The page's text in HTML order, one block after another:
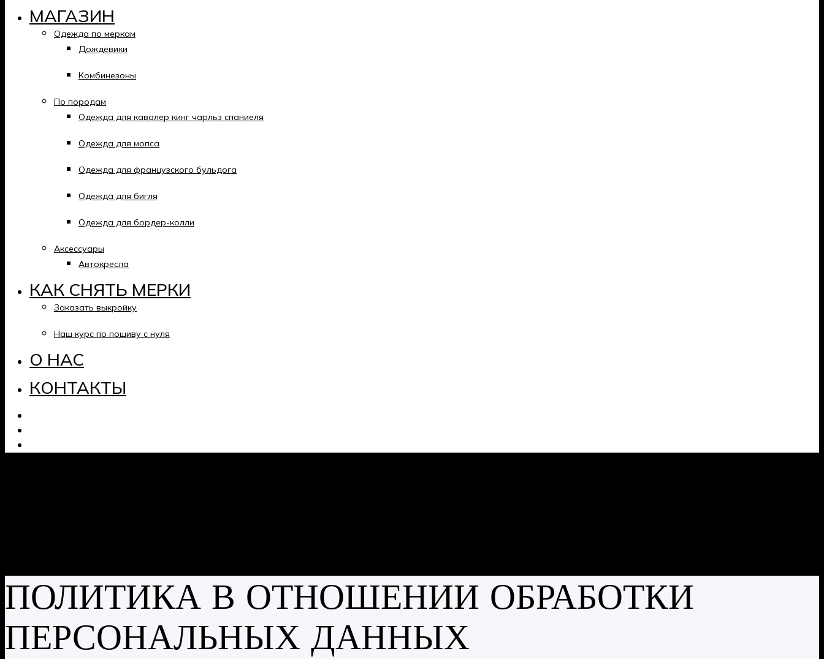
МАГАЗИН
Одежда по меркам
Дождевики
Комбинезоны
По породам
Одежда для кавалер кинг чарльз спаниеля
Одежда для мопса
Одежда для французского бульдога
Одежда для бигля
Одежда для бордер-колли
Аксессуары
Автокресла
КАК СНЯТЬ МЕРКИ
Заказать выкройку
Наш курс по пошиву с нуля
О НАС
КОНТАКТЫ
ПОЛИТИКА В ОТНОШЕНИИ ОБРАБОТКИ
ПЕРСОНАЛЬНЫХ ДАННЫХ